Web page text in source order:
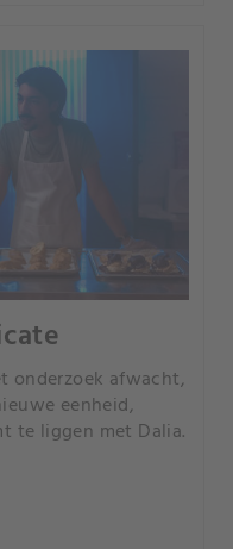
onderzoek afwacht,
eenheid,
te liggen met Dalia.